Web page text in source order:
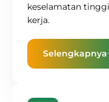
keselamatan
kerja.
Selengkapnya